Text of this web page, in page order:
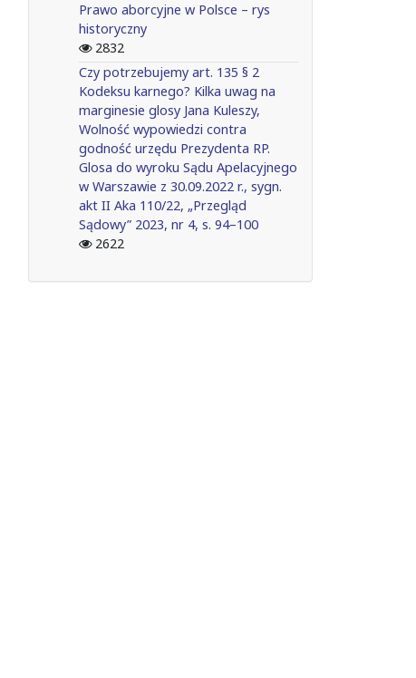
Prawo aborcyjne w Polsce – rys
historyczny
2832
Czy potrzebujemy art. 135 § 2
Kodeksu karnego? Kilka uwag na
marginesie glosy Jana Kuleszy,
Wolność wypowiedzi contra
godność urzędu Prezydenta RP.
Glosa do wyroku Sądu Apelacyjnego
w Warszawie z 30.09.2022 r., sygn.
akt II Aka 110/22, „Przegląd
Sądowy” 2023, nr 4, s. 94–100
2622